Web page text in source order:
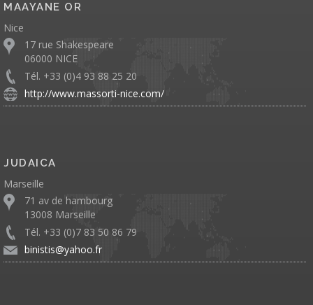
MAAYANE OR
Nice
17 rue Shakespeare
06000 NICE
Tél. +33 (0)4 93 88 25 20
http://www.massorti-nice.com/
JUDAICA
Marseille
71 av de hambourg
13008 Marseille
Tél. +33 (0)7 83 50 86 79
binistis@yahoo.fr